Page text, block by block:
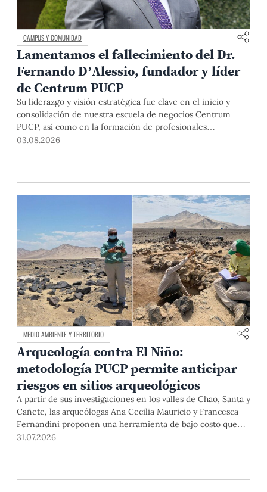
CAMPUS Y COMUNIDAD
Lamentamos el fallecimiento del Dr.
Fernando D’Alessio, fundador y líder
de Centrum PUCP
Su liderazgo y visión estratégica fue clave en el inicio y
consolidación de nuestra escuela de negocios Centrum
PUCP, así como en la formación de profesionales
empresariales comprometidos con el país. Por todo ello,
03.08.2026
MEDIO AMBIENTE Y TERRITORIO
Arqueología contra El Niño:
metodología PUCP permite anticipar
riesgos en sitios arqueológicos
A partir de sus investigaciones en los valles de Chao, Santa y
Cañete, las arqueólogas Ana Cecilia Mauricio y Francesca
Fernandini proponen una herramienta de bajo costo que
combina datos abiertos, mapas, sistemas de información
31.07.2026